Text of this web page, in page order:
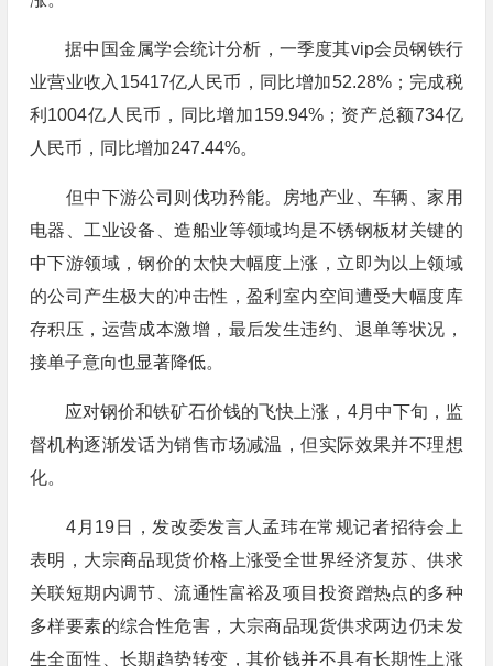
据中国金属学会统计分析，一季度其vip会员钢铁行
业营业收入15417亿人民币，同比增加52.28%；完成税
利1004亿人民币，同比增加159.94%；资产总额734亿
人民币，同比增加247.44%。
但中下游公司则伐功矜能。房地产业、车辆、家用
电器、工业设备、造船业等领域均是不锈钢板材关键的
中下游领域，钢价的太快大幅度上涨，立即为以上领域
的公司产生极大的冲击性，盈利室内空间遭受大幅度库
存积压，运营成本激增，最后发生违约、退单等状况，
接单子意向也显著降低。
应对钢价和铁矿石价钱的飞快上涨，4月中下旬，监
督机构逐渐发话为销售市场减温，但实际效果并不理想
化。
4月19日，发改委发言人孟玮在常规记者招待会上
表明，大宗商品现货价格上涨受全世界经济复苏、供求
关联短期内调节、流通性富裕及项目投资蹭热点的多种
多样要素的综合性危害，大宗商品现货供求两边仍未发
生全面性、长期趋势转变，其价钱并不具有长期性上涨